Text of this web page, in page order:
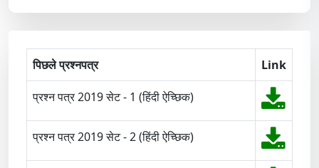
पिछले प्रश्नपत्र Link
प्रश्न पत्र 2019 सेट - 1 (हिंदी ऐच्छिक)
प्रश्न पत्र 2019 सेट - 2 (हिंदी ऐच्छिक)